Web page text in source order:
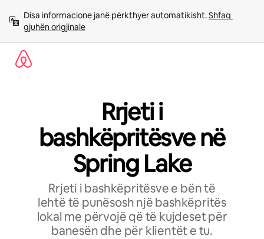
përmbajtja
Disa informacione janë përkthyer automatikisht. Shfaq
gjuhën origjinale
Rrjeti i
bashkëpritësve në
Spring Lake
Rrjeti i bashkëpritësve e bën të
lehtë të punësosh një bashkëpritës
lokal me përvojë që të kujdeset për
banesën dhe për klientët e tu.